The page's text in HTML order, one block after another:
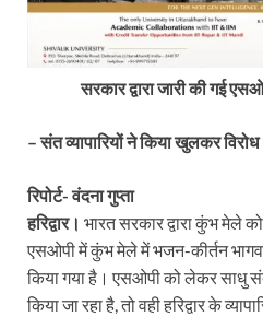
सरकार द्वारा जारी की गई
– संत व्यापारियों ने किया खुलकर विरोध
रिपोर्ट- वंदना गुप्ता
हरिद्वार। भारत सरकार द्वारा कुंभ मेले
एसओपी में कुंभ मेले में भजन-कीर्तन
किया गया है। एसओपी को लेकर साधु
किया जा रहा है, तो वही हरिद्वार के